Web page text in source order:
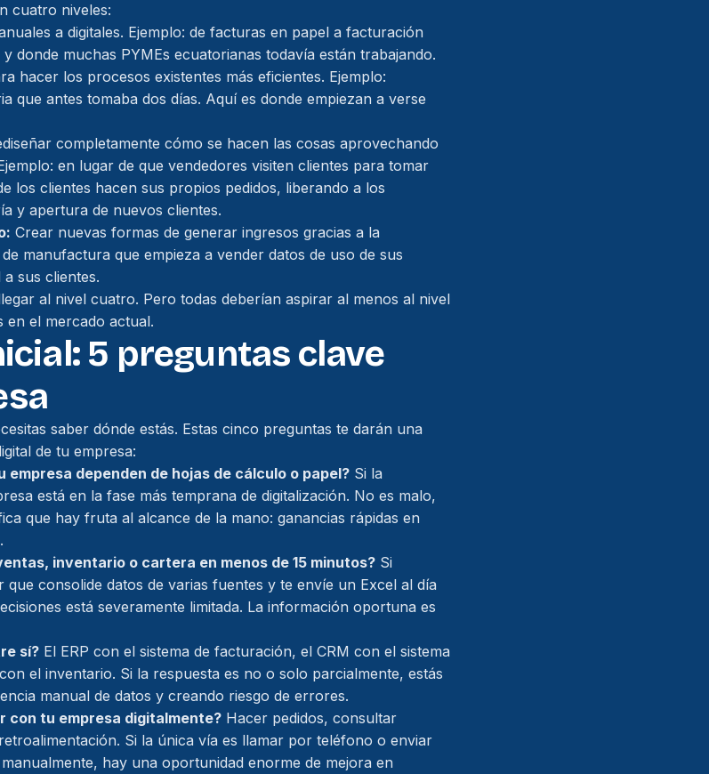
cuatro niveles:
a digitales. Ejemplo: de facturas en papel a facturación
donde muchas PYMEs ecuatorianas todavía están trabajando.
hacer los procesos existentes más eficientes. Ejemplo:
que antes tomaba dos días. Aquí es donde empiezan a verse
completamente cómo se hacen las cosas aprovechando
en lugar de que vendedores visiten clientes para tomar
los clientes hacen sus propios pedidos, liberando a los
y apertura de nuevos clientes.
Crear nuevas formas de generar ingresos gracias a la
manufactura que empieza a vender datos de uso de sus
sus clientes.
al nivel cuatro. Pero todas deberían aspirar al menos al nivel
en el mercado actual.
5 preguntas clave
saber dónde estás. Estas cinco preguntas te darán una
de tu empresa:
dependen de hojas de cálculo o papel? Si la
está en la fase más temprana de digitalización. No es malo,
que hay fruta al alcance de la mano: ganancias rápidas en
inventario o cartera en menos de 15 minutos? Si
que consolide datos de varias fuentes y te envíe un Excel al día
está severamente limitada. La información oportuna es
sí? El ERP con el sistema de facturación, el CRM con el sistema
el inventario. Si la respuesta es no o solo parcialmente, estás
manual de datos y creando riesgo de errores.
con tu empresa digitalmente? Hacer pedidos, consultar
Si la única vía es llamar por teléfono o enviar
hay una oportunidad enorme de mejora en